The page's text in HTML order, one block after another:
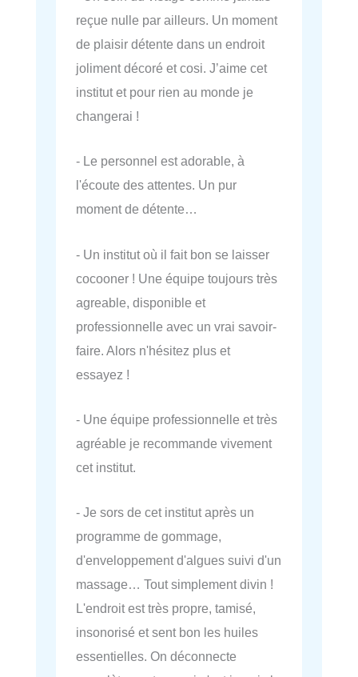
reçue nulle par ailleurs. Un moment
de plaisir détente dans un endroit
joliment décoré et cosi. J’aime cet
institut et pour rien au monde je
changerai !
- Le personnel est adorable, à
l'écoute des attentes. Un pur
moment de détente…
- Un institut où il fait bon se laisser
cocooner ! Une équipe toujours très
agreable, disponible et
professionnelle avec un vrai savoir-
faire. Alors n'hésitez plus et
essayez !
- Une équipe professionnelle et très
agréable je recommande vivement
cet institut.
- Je sors de cet institut après un
programme de gommage,
d'enveloppement d'algues suivi d'un
massage… Tout simplement divin !
L'endroit est très propre, tamisé,
insonorisé et sent bon les huiles
essentielles. On déconnecte